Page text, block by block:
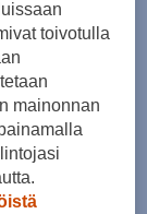
34 - 35 36 - 37
toivotulla
mainonnan